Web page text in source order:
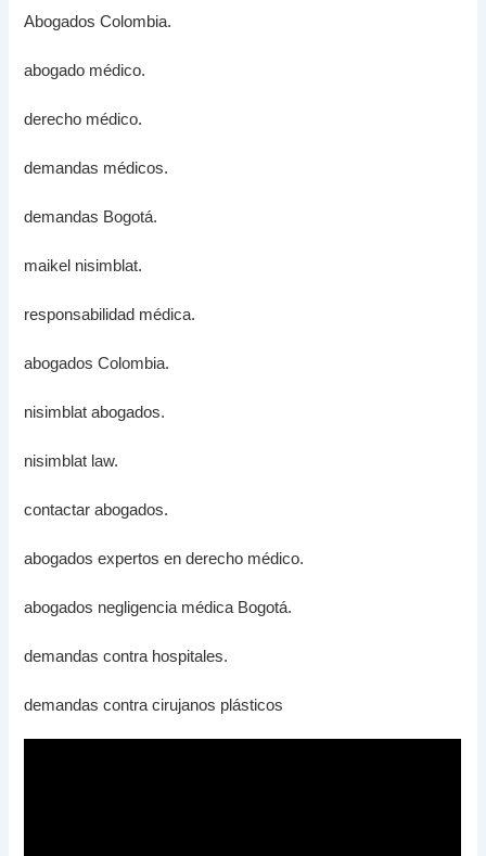
Abogados Colombia.
abogado médico.
derecho médico.
demandas médicos.
demandas Bogotá.
maikel nisimblat.
responsabilidad médica.
abogados Colombia.
nisimblat abogados.
nisimblat law.
contactar abogados.
abogados expertos en derecho médico.
abogados negligencia médica Bogotá.
demandas contra hospitales.
demandas contra cirujanos plásticos